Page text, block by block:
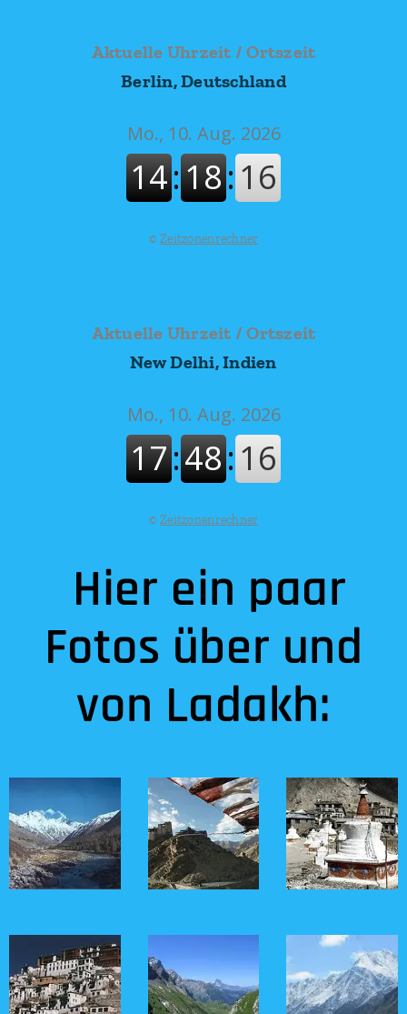
Aktuelle Uhrzeit / Ortszeit
Berlin, Deutschland
©Zeitzonenrechner
Aktuelle Uhrzeit / Ortszeit
New Delhi, Indien
©Zeitzonenrechner
Hier ein paar
Fotos über und
von Ladakh: